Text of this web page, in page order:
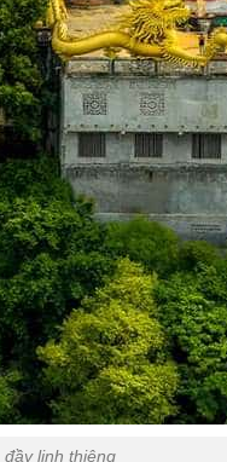
đầy linh thiêng